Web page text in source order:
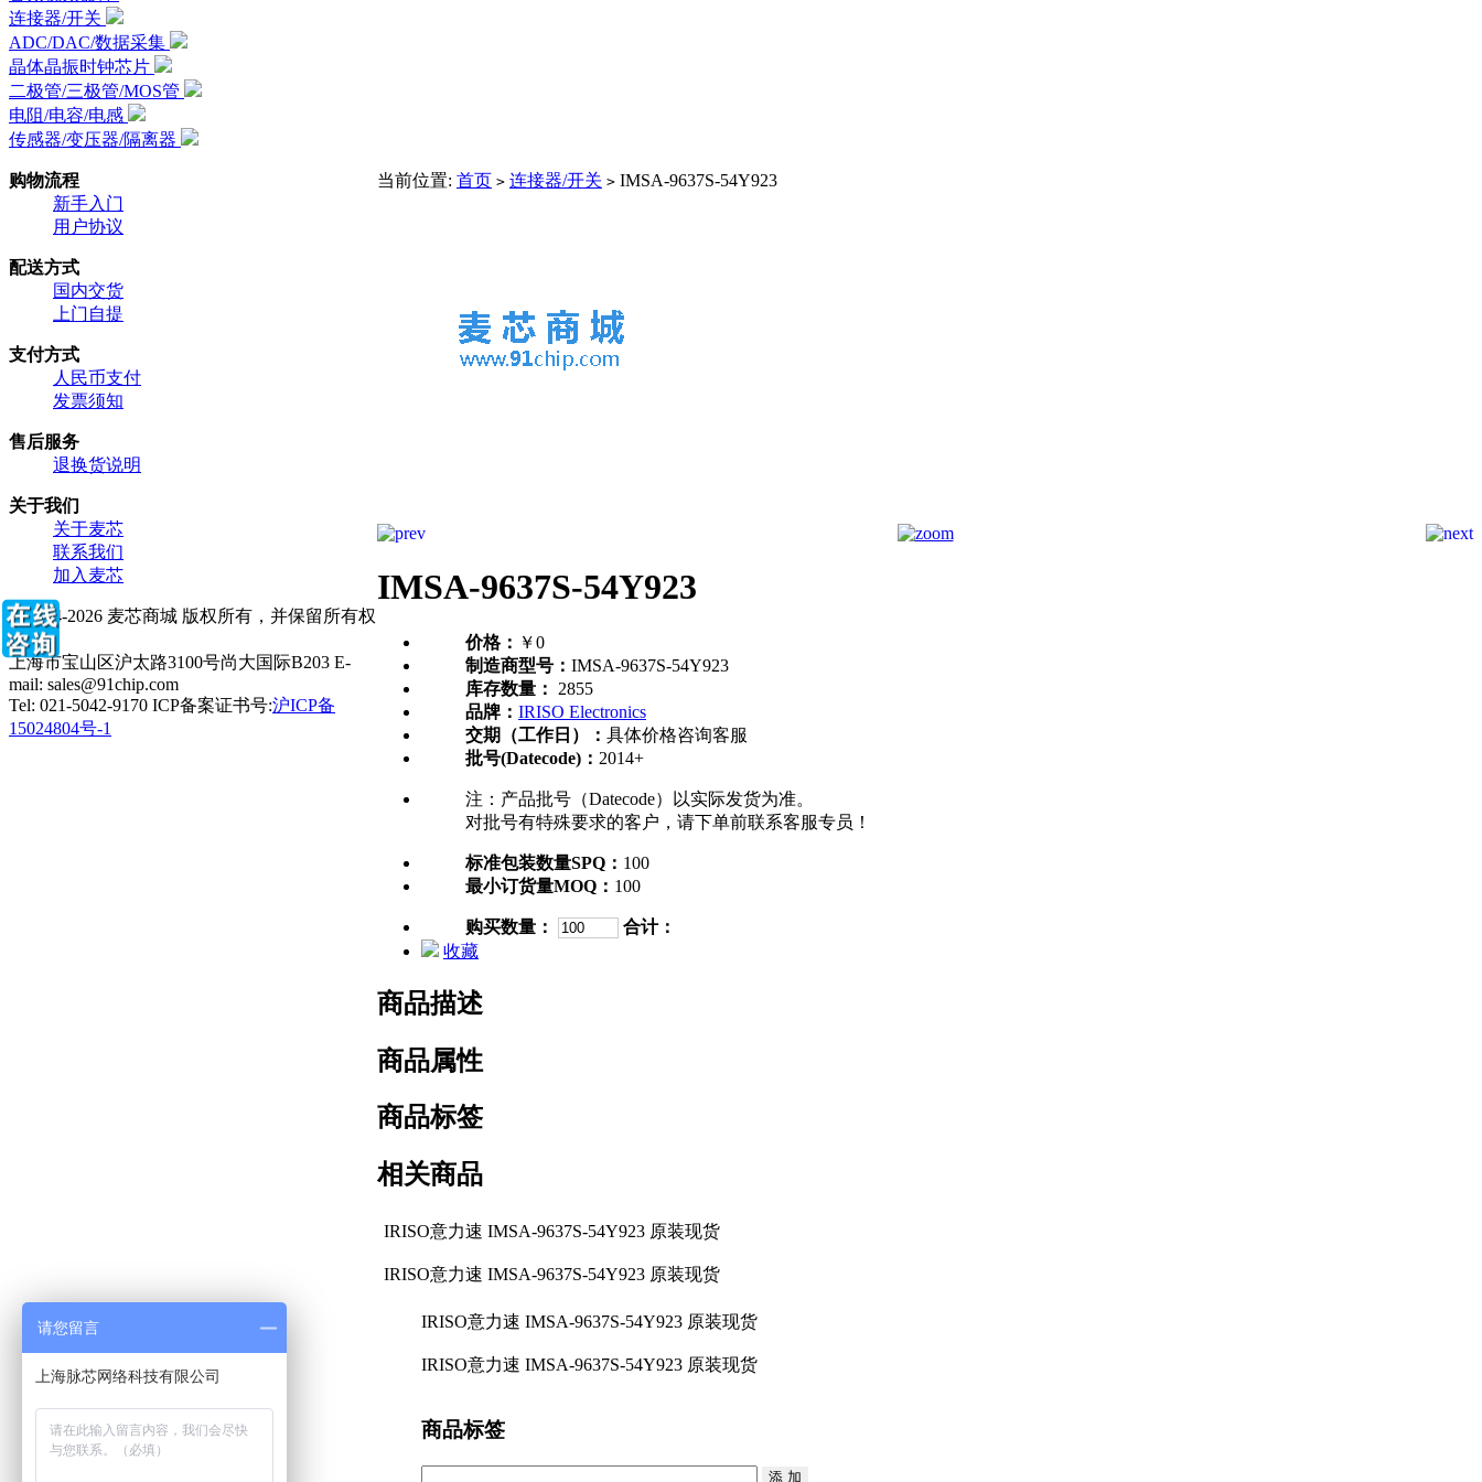
连接器/开关
ADC/DAC/数据采集
晶体晶振时钟芯片
二极管/三极管/MOS管
电阻/电容/电感
传感器/变压器/隔离器
当前位置: 首页 > 连接器/开关 > IMSA-9637S-54Y923
IMSA-9637S-54Y923
价格： ￥0
制造商型号： IMSA-9637S-54Y923
库存数量：
2855
品牌： IRISO Electronics
交期（工作日）： 具体价格咨询客服
批号(Datecode)： 2014+
注：产品批号（Datecode）以实际发货为准。
对批号有特殊要求的客户，请下单前联系客服专员！
标准包装数量SPQ： 100
最小订货量MOQ： 100
购买数量：
合计：
收藏
商品描述
商品属性
商品标签
相关商品
IRISO意力速 IMSA-9637S-54Y923 原装现货
IRISO意力速 IMSA-9637S-54Y923 原装现货
IRISO意力速 IMSA-9637S-54Y923 原装现货
IRISO意力速 IMSA-9637S-54Y923 原装现货
商品标签
购物流程
新手入门
用户协议
配送方式
国内交货
上门自提
支付方式
人民币支付
发票须知
售后服务
退换货说明
关于我们
关于麦芯
联系我们
加入麦芯
© 2014-2026 麦芯商城 版权所有，并保留所有权
利。
上海市宝山区沪太路3100号尚大国际B203 E-
mail: sales@91chip.com
Tel: 021-5042-9170 ICP备案证书号:沪ICP备
15024804号-1
请您留言